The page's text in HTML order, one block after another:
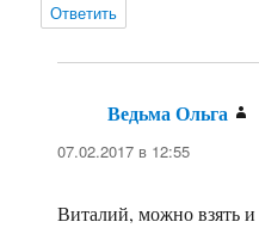
Ответить
Ведьма Ольга
07.02.2017 в 12:55
Виталий, можно взять